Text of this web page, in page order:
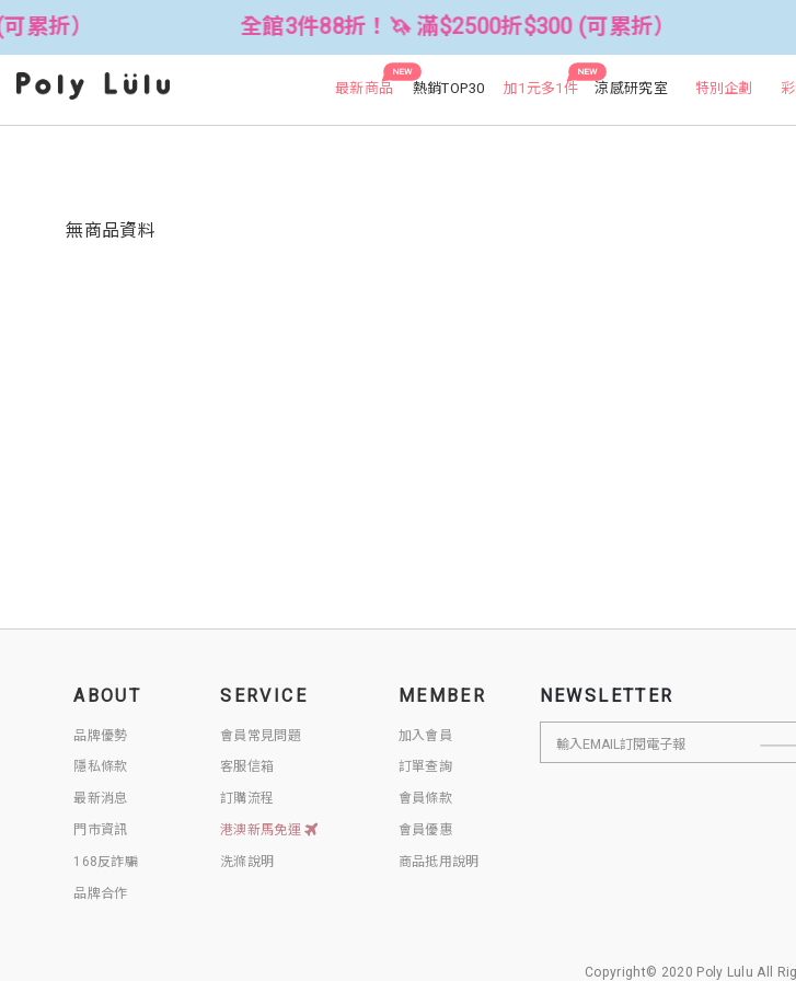
累折） 全館3件88折！🦄 滿$2500折$300 (可累折）
NEW
最新商品 熱銷TOP30
NEW
加1元多1件 涼感研究室 特別企劃
無商品資料
ABOUT
品牌優勢
隱私條款
最新消息
門市資訊
168反詐騙
品牌合作
SERVICE
會員常見問題
客服信箱
訂購流程
港澳新馬免運
洗滌說明
MEMBER
加入會員
訂單查詢
會員條款
會員優惠
商品抵用說明
NEWSLETTER
Copyright© 2020 Poly Lulu All